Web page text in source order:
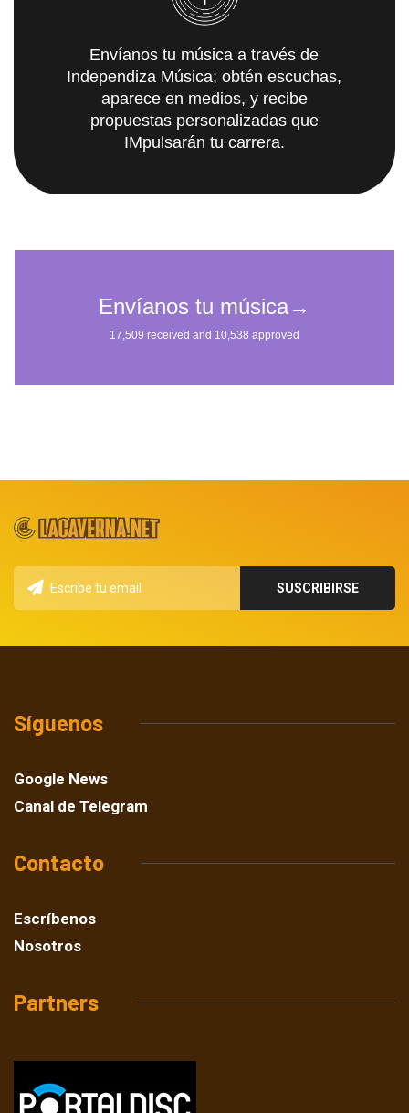
Envíanos tu música a través de
Independiza Música; obtén escuchas,
aparece en medios, y recibe
propuestas personalizadas que
IMpulsarán tu carrera.
Síguenos
Google News
Canal de Telegram
Contacto
Escríbenos
Nosotros
Partners